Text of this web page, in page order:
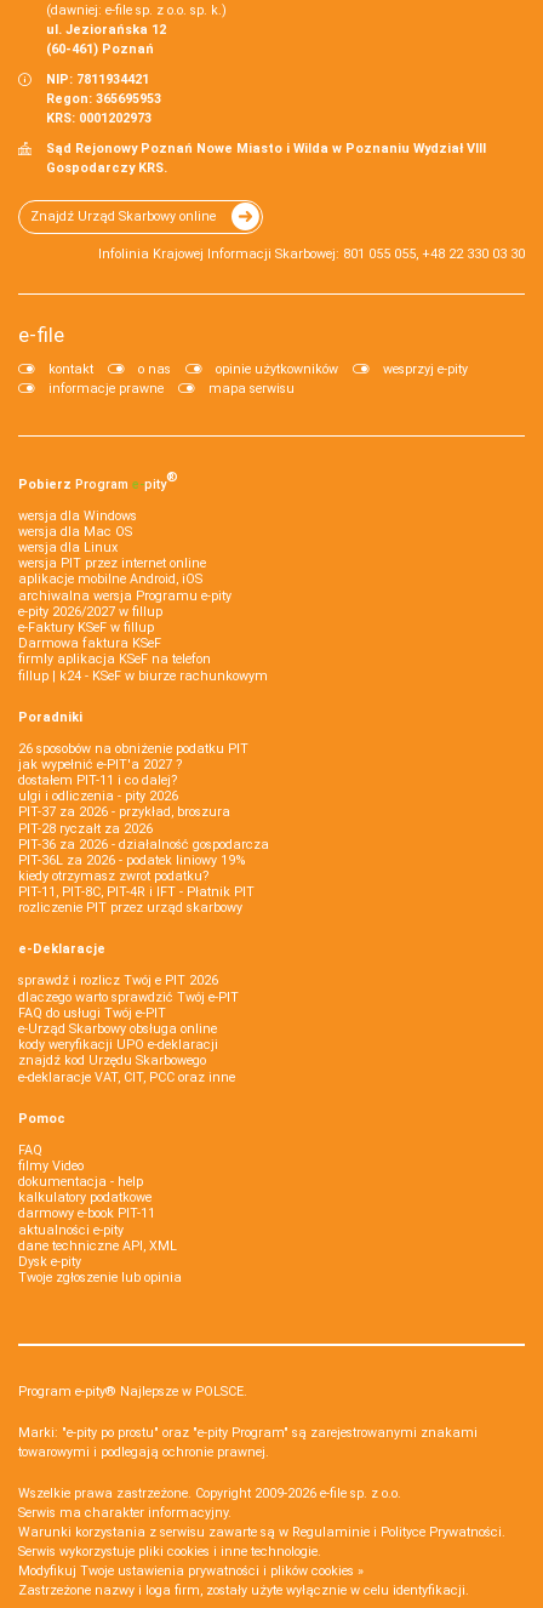
(dawniej: e-file sp. z o.o. sp. k.)
ul. Jeziorańska 12
(60-461) Poznań
NIP: 7811934421
Regon: 365695953
KRS: 0001202973
Sąd Rejonowy Poznań Nowe Miasto i Wilda w Poznaniu Wydział VIII
Gospodarczy KRS.
Znajdź Urząd Skarbowy online
Infolinia Krajowej Informacji Skarbowej: 801 055 055, +48 22 330 03 30
e-file
kontakt o nas opinie użytkowników
wesprzyj e-pity
informacje prawne
mapa serwisu
Pobierz Program e‑pity®
wersja dla Windows
wersja dla Mac OS
wersja dla Linux
wersja PIT przez internet online
aplikacje mobilne Android, iOS
archiwalna wersja Programu e-pity
e-pity 2026/2027 w fillup
e‑Faktury KSeF w fillup
Darmowa faktura KSeF
firmly aplikacja KSeF na telefon
fillup | k24 - KSeF w biurze rachunkowym
Poradniki
26 sposobów na obniżenie podatku PIT
jak wypełnić e-PIT'a 2027 ?
dostałem PIT-11 i co dalej?
ulgi i odliczenia - pity 2026
PIT-37 za 2026 - przykład, broszura
PIT-28 ryczałt za 2026
PIT-36 za 2026 - działalność gospodarcza
PIT-36L za 2026 - podatek liniowy 19%
kiedy otrzymasz zwrot podatku?
PIT-11, PIT-8C, PIT-4R i IFT - Płatnik PIT
rozliczenie PIT przez urząd skarbowy
e-Deklaracje
sprawdź i rozlicz Twój e PIT 2026
dlaczego warto sprawdzić Twój e-PIT
FAQ do usługi Twój e-PIT
e-Urząd Skarbowy obsługa online
kody weryfikacji UPO e-deklaracji
znajdź kod Urzędu Skarbowego
e-deklaracje VAT, CIT, PCC oraz inne
Pomoc
FAQ
filmy Video
dokumentacja - help
kalkulatory podatkowe
darmowy e-book PIT-11
aktualności e-pity
dane techniczne API, XML
Dysk e-pity
Twoje zgłoszenie lub opinia
Program e-pity® Najlepsze w POLSCE.
Marki: "e-pity po prostu" oraz "e-pity Program" są zarejestrowanymi znakami
towarowymi i podlegają ochronie prawnej.
Wszelkie prawa zastrzeżone. Copyright 2009-2026 e-file sp. z o.o.
Serwis ma charakter informacyjny.
Warunki korzystania z serwisu zawarte są w Regulaminie i Polityce Prywatności.
Serwis wykorzystuje pliki cookies i inne technologie.
Modyfikuj Twoje ustawienia prywatności i plików cookies »
Zastrzeżone nazwy i loga firm, zostały użyte wyłącznie w celu identyfikacji.